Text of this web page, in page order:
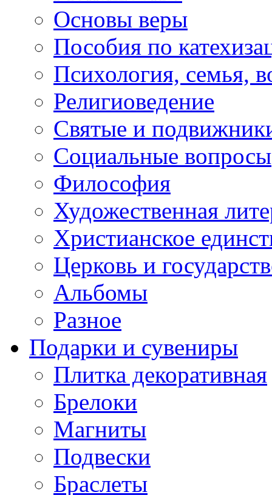
Основы веры
Пособия по
Психология, семья,
Религиоведение
Святые и
Социальные вопросы
Философия
Художественная
Христианское
Церковь и
Альбомы
Разное
Подарки и сувениры
Плитка декоративная
Брелоки
Магниты
Подвески
Браслеты